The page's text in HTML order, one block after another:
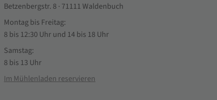
Betzenbergstr. 8 · 71111 Waldenbuch
Montag bis Freitag:
8 bis 12:30 Uhr und 14 bis 18 Uhr
Samstag:
8 bis 13 Uhr
Im Mühlenladen reservieren